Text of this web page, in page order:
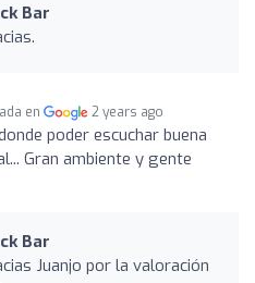
Bar
en 2 years ago
poder escuchar buena
Gran ambiente y gente
Bar
Juanjo por la valoración